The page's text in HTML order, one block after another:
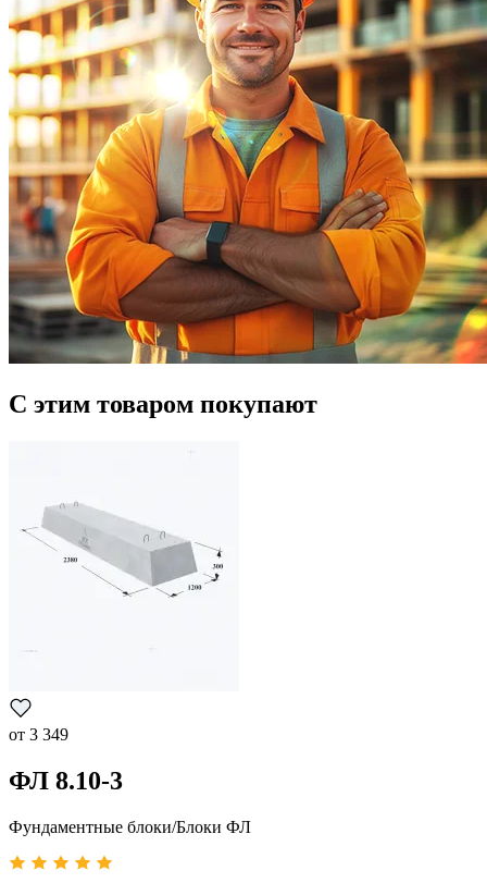
С этим товаром покупают
от 3 349
ФЛ 8.10-3
Фундаментные блоки/Блоки ФЛ